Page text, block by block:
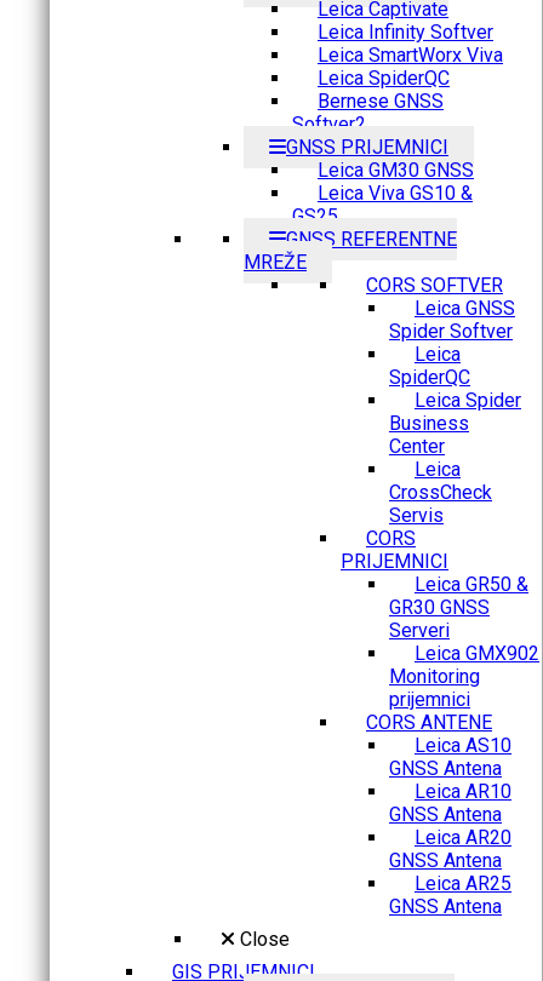
Leica Captivate
Leica Infinity Softver
Leica SmartWorx Viva
Leica SpiderQC
Bernese GNSS
Softver2
GNSS PRIJEMNICI
Leica GM30 GNSS
Leica Viva GS10 &
GS25
GNSS REFERENTNE
MREŽE
CORS SOFTVER
Leica GNSS
Spider Softver
Leica
SpiderQC
Leica Spider
Business
Center
Leica
CrossCheck
Servis
CORS
PRIJEMNICI
Leica GR50 &
GR30 GNSS
Serveri
Leica GMX902
Monitoring
prijemnici
CORS ANTENE
Leica AS10
GNSS Antena
Leica AR10
GNSS Antena
Leica AR20
GNSS Antena
Leica AR25
GNSS Antena
Close
GIS PRIJEMNICI